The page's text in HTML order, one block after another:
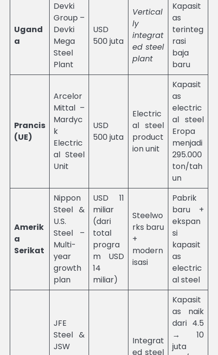
Ugand
a
Devki
Group –
Devki
Mega
Steel
Plant
USD
500 juta
Vertical
ly
integrat
ed steel
plant
Kapasit
as
terinteg
rasi
baja
baru
Prancis
(UE)
Arcelor
Mittal –
Mardyc
k
Electric
al Steel
Unit
USD
500 juta
Electric
al steel
product
ion unit
Kapasit
as
electric
al steel
Eropa
menjadi
295.000
ton/tah
un
Amerik
a
Serikat
Nippon
Steel &
U.S.
Steel –
Multi-
year
growth
plan
USD 11
miliar
(dari
total
progra
m USD
14
miliar)
Steelwo
rks baru
+
modern
isasi
Pabrik
baru +
ekspan
si
kapasit
as
electric
al steel
JFE
Steel &
JSW
Integrat
ed steel
Kapasit
as naik
dari 4.5
→ 10
juta